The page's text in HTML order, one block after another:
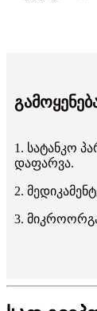
1. სატანკო
დაფარვა.
2.
3.